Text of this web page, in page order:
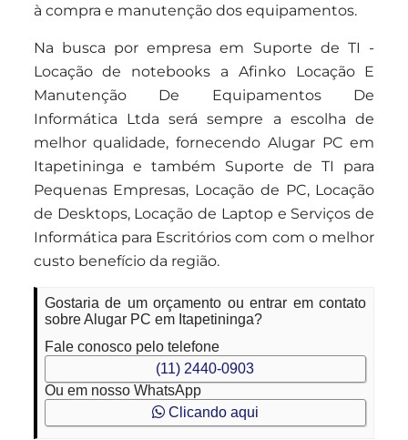
à compra e manutenção dos equipamentos.
Na busca por empresa em Suporte de TI -
Locação de notebooks a Afinko Locação E
Manutenção De Equipamentos De
Informática Ltda será sempre a escolha de
melhor qualidade, fornecendo Alugar PC em
Itapetininga e também Suporte de TI para
Pequenas Empresas, Locação de PC, Locação
de Desktops, Locação de Laptop e Serviços de
Informática para Escritórios com com o melhor
custo benefício da região.
Gostaria de um orçamento ou entrar em contato
sobre Alugar PC em Itapetininga?
Fale conosco pelo telefone
(11) 2440-0903
Ou em nosso WhatsApp
Clicando aqui